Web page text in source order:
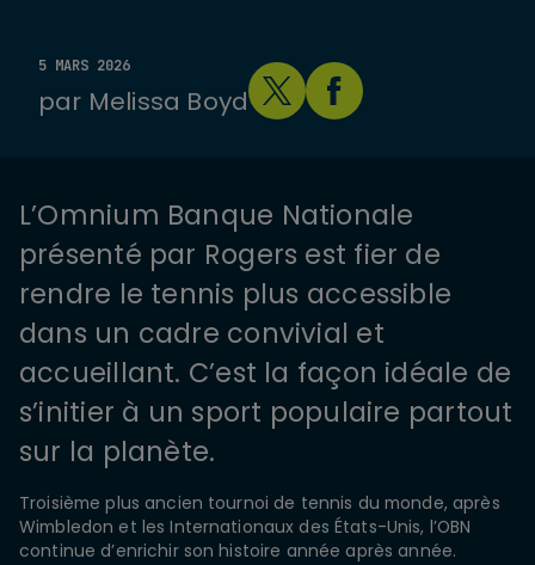
5 MARS 2026
par Melissa Boyd
L’Omnium Banque Nationale
présenté par Rogers est fier de
rendre le tennis plus accessible
dans un cadre convivial et
accueillant. C’est la façon idéale de
s’initier à un sport populaire partout
sur la planète.
Troisième plus ancien tournoi de tennis du monde, après
Wimbledon et les Internationaux des États-Unis, l’OBN
continue d’enrichir son histoire année après année.